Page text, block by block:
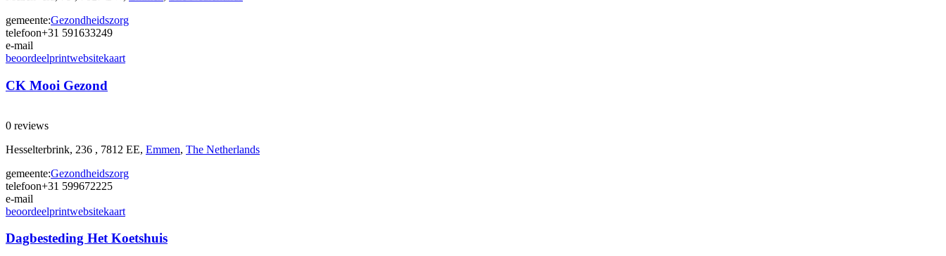
gemeente:Gezondheidszorg
telefoon+31 591633249
e-mail
beoordeelprintwebsitekaart
CK Mooi Gezond
0 reviews
Hesselterbrink, 236 , 7812 EE, Emmen, The Netherlands
gemeente:Gezondheidszorg
telefoon+31 599672225
e-mail
beoordeelprintwebsitekaart
Dagbesteding Het Koetshuis